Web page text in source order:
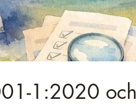
1:2020 och